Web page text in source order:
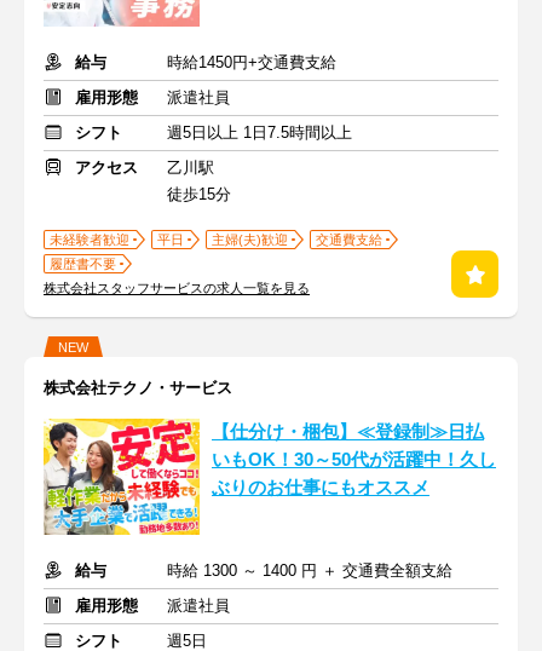
給与
時給1450円+交通費支給
雇用形態
派遣社員
シフト
週5日以上 1日7.5時間以上
アクセス
乙川駅
徒歩15分
未経験者歓迎 平日 主婦(夫)歓迎
交通費支給
履歴書不要
株式会社スタッフサービスの求人一覧を見る
NEW
株式会社テクノ・サービス
【仕分け・梱包】≪登録制≫日払
いもOK！30～50代が活躍中！久し
ぶりのお仕事にもオススメ
給与
時給 1300 ～ 1400 円 ＋ 交通費全額支給
雇用形態
派遣社員
シフト
週5日